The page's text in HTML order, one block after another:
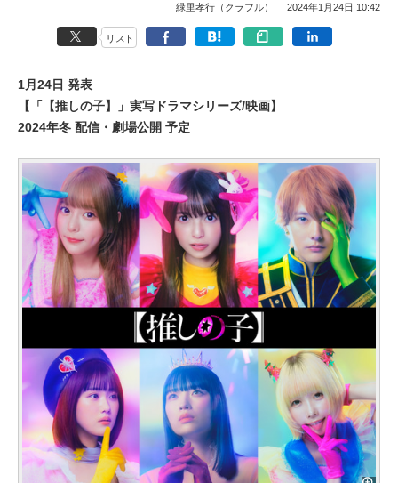
緑里孝行（クラフル） 2024年1月24日 10:42
リスト
1月24日 発表
【「【推しの子】」実写ドラマシリーズ/映画】
2024年冬 配信・劇場公開 予定